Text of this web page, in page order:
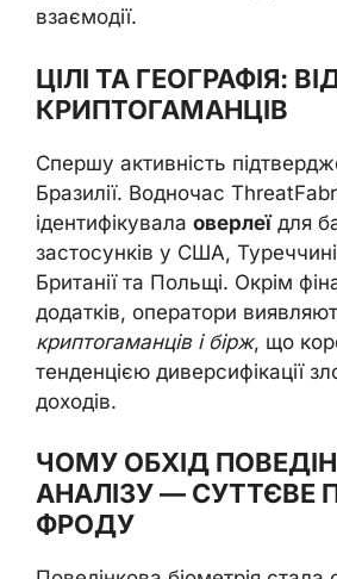
взаємодії.
ЦІЛІ ТА ГЕОГРАФІЯ:
КРИПТОГАМАНЦІВ
Спершу активність
Бразилії. Водночас
ідентифікувала оверлеїдля
застосунків у США,
Британії та Польщі. Окрім
додатків, оператори
криптогаманців і бірж, що
тенденцією диверсифікації
доходів.
ЧОМУ ОБХІД
АНАЛІЗУ — СУТТЄВЕ
ФРОДУ